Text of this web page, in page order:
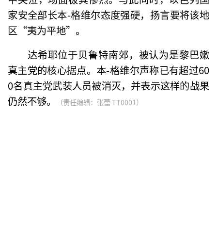
家安全部长本-格维尔态度强硬，扬言要将该地
区“夷为平地”。
达希耶位于贝鲁特南郊，被认为是黎巴嫩
真主党的核心据点。本-格维尔声称已有超过60
0名真主党武装人员被消灭，并表示这样的战果
仍然不够。
（责任编辑：张蕾 TT0001）